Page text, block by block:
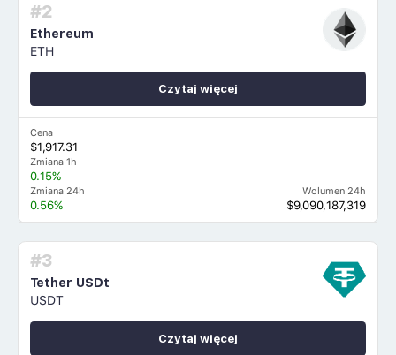
#2
Ethereum
ETH
Cena
$1,917.31
Zmiana 1h
0.15%
Zmiana 24h
0.56%
Wolumen 24h
$9,090,187,319
Czytaj więcej
#3
Tether USDt
USDT
Czytaj więcej